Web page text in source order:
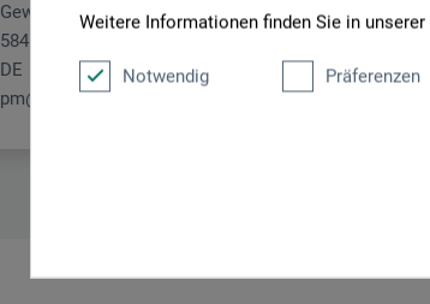
Weitere Informationen finden Sie in unserer
Notwendig Präferenzen
Gewerkenstr. 2
58456 Witten
DE
pm@boesner.com